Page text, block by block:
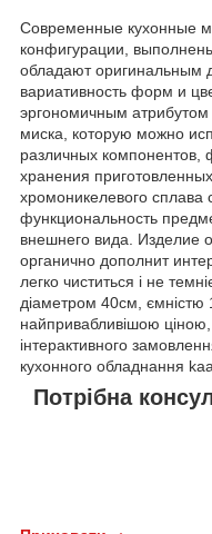
Современные кухонные
конфигурации,
обладают оригинальным
вариативность форм и
эргономичным
миска, которую можно
различных компонентов,
хранения
хромоникелевого сплава
функциональность
внешнего вида. Изделие
органично дополнит
легко чиститься і не
діаметром 40см, ємністю
найпривабливішою
інтерактивного
кухонного обладнання
Потрібна